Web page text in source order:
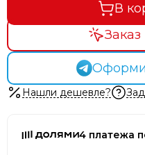
В
Нашли дешевле?
4 платежа